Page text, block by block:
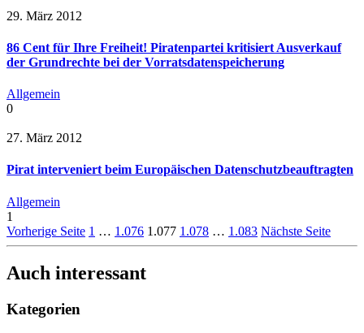
29. März 2012
86 Cent für Ihre Freiheit! Piratenpartei kritisiert Ausverkauf
der Grundrechte bei der Vorratsdatenspeicherung
Allgemein
0
27. März 2012
Pirat interveniert beim Europäischen Datenschutzbeauftragten
Allgemein
1
Vorherige Seite 1 … 1.076 1.077 1.078 … 1.083 Nächste Seite
Auch interessant
Kategorien